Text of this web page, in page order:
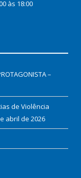
às 18:00
–
de Violência
abril de 2026